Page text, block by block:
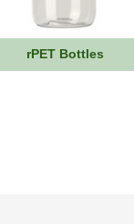
rPET Bottles